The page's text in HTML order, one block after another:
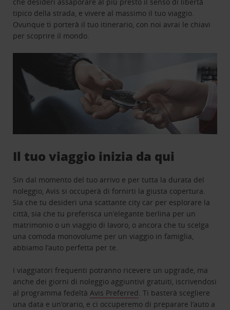
tipico della strada, e vivere al massimo il tuo viaggio.
Ovunque ti porterà il tuo itinerario, con noi avrai le chiavi
per scoprire il mondo.
Il tuo viaggio inizia da qui
Sin dal momento del tuo arrivo e per tutta la durata del
noleggio, Avis si occuperà di fornirti la giusta copertura.
Sia che tu desideri una scattante city car per esplorare la
città, sia che tu preferisca un’elegante berlina per un
matrimonio o un viaggio di lavoro, o ancora che tu scelga
una comoda monovolume per un viaggio in famiglia,
abbiamo l’auto perfetta per te.
I viaggiatori frequenti potranno ricevere un upgrade, ma
anche dei giorni di noleggio aggiuntivi gratuiti, iscrivendosi
al programma fedeltàAvis Preferred. Ti basterà scegliere
una data e un’orario, e ci occuperemo di preparare l’auto a